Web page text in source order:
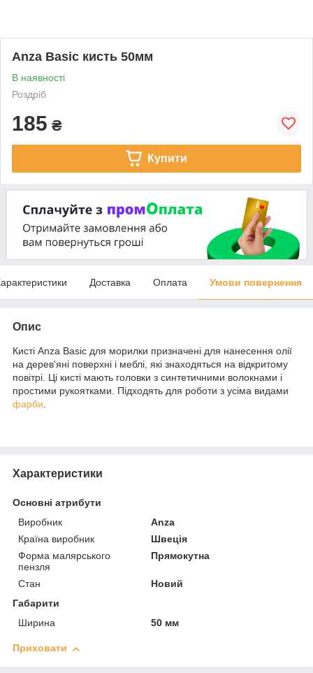
Anza Basic кисть 50мм
В наявності
Роздріб
185 ₴
Купити
Доставка Оплата Умови повернення
Опис
Кисті Anza Basic для морилки призначені для нанесення олії
на дерев'яні поверхні і меблі, які знаходяться на відкритому
повітрі. Ці кисті мають головки з синтетичними волокнами і
простими рукоятками. Підходять для роботи з усіма видами
фарби.
Характеристики
Основні атрибути
Виробник
Anza
Країна виробник
Швеція
Форма малярського
пензля
Прямокутна
Стан
Новий
Габарити
Ширина
50 мм
Приховати